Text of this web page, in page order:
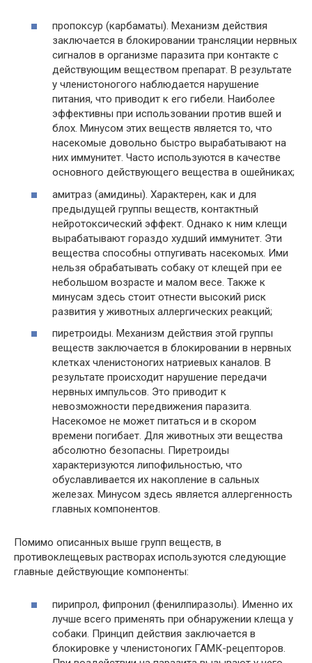
пропоксур (карбаматы). Механизм действия
заключается в блокировании трансляции нервных
сигналов в организме паразита при контакте с
действующим веществом препарат. В результате
у членистоногого наблюдается нарушение
питания, что приводит к его гибели. Наиболее
эффективны при использовании против вшей и
блох. Минусом этих веществ является то, что
насекомые довольно быстро вырабатывают на
них иммунитет. Часто используются в качестве
основного действующего вещества в ошейниках;
амитраз (амидины). Характерен, как и для
предыдущей группы веществ, контактный
нейротоксический эффект. Однако к ним клещи
вырабатывают гораздо худший иммунитет. Эти
вещества способны отпугивать насекомых. Ими
нельзя обрабатывать собаку от клещей при ее
небольшом возрасте и малом весе. Также к
минусам здесь стоит отнести высокий риск
развития у животных аллергических реакций;
пиретроиды. Механизм действия этой группы
веществ заключается в блокировании в нервных
клетках членистоногих натриевых каналов. В
результате происходит нарушение передачи
нервных импульсов. Это приводит к
невозможности передвижения паразита.
Насекомое не может питаться и в скором
времени погибает. Для животных эти вещества
абсолютно безопасны. Пиретроиды
характеризуются липофильностью, что
обуславливается их накопление в сальных
железах. Минусом здесь является аллергенность
главных компонентов.
Помимо описанных выше групп веществ, в
противоклещевых растворах используются следующие
главные действующие компоненты:
пирипрол, фипронил (фенилпиразолы). Именно их
лучше всего применять при обнаружении клеща у
собаки. Принцип действия заключается в
блокировке у членистоногих ГАМК-рецепторов.